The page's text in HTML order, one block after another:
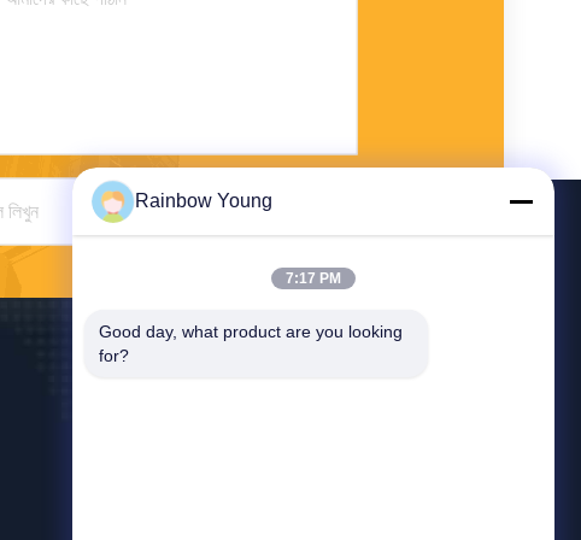
পাঠান
Rainbow Young
7:17 PM
Good day, what product are you looking
for?